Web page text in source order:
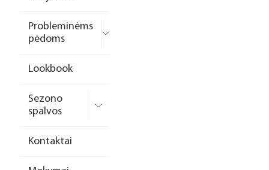
Probleminėms
pėdoms
Lookbook
Sezono
spalvos
Kontaktai